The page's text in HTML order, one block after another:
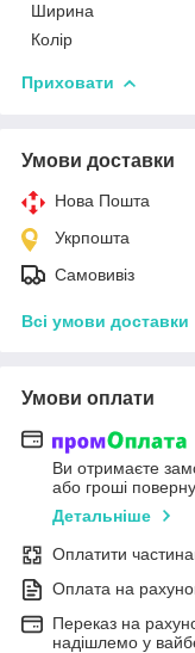
Ширина
Колір
Приховати
Умови доставки
Нова Пошта
Укрпошта
Самовивіз
Всі умови доставки
Умови оплати
Ви отримаєте
або гроші
Детальніше
Оплатити
Оплата на
Переказ на
надішлемо у